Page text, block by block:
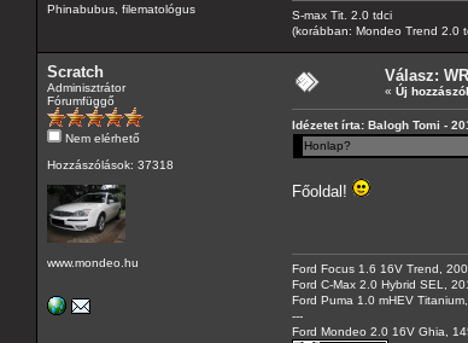
Phinabubus, filematológus
S-max Tit. 2.0 tdci
(korábban: Mondeo Trend 2.0
Scratch
Adminisztrátor
Fórumfüggő
Nem elérhető
Hozzászólások: 37318
www.mondeo.hu
Válasz:
« Új
Idézetet írta: Balogh Tomi -
Honlap?
Főoldal!
Ford Focus 1.6 16V Trend,
Ford C-Max 2.0 Hybrid SEL,
Ford Puma 1.0 mHEV
---
Ford Mondeo 2.0 16V Ghia,